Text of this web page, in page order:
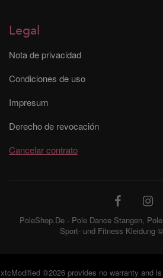
Legal
Nota de privacidad
Condiciones de uso
Impresum
Derecho de revocación
Cancelar contrato
PoleShop.De - Pole Dance Stangen,
Sport- und Fitness Kleidung
xtcModified©2026 provides no warranty and